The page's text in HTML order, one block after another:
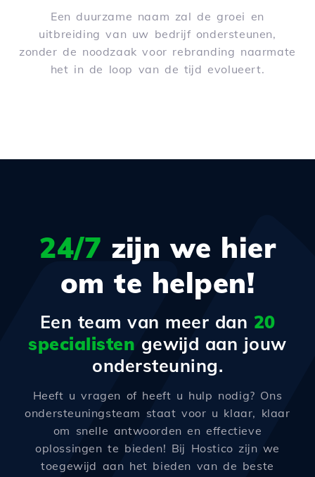
Een duurzame naam zal de groei en
uitbreiding van uw bedrijf ondersteunen,
zonder de noodzaak voor rebranding naarmate
het in de loop van de tijd evolueert.
24/7 zijn we hier
om te helpen!
Een team van meer dan 20
specialisten gewijd aan jouw
ondersteuning.
Heeft u vragen of heeft u hulp nodig? Ons
ondersteuningsteam staat voor u klaar, klaar
om snelle antwoorden en effectieve
oplossingen te bieden! Bij Hostico zijn we
toegewijd aan het bieden van de beste